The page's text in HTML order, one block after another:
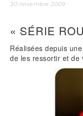
30 novembre 2009
« SÉRIE
Réalisées depuis
de les ressortir et de